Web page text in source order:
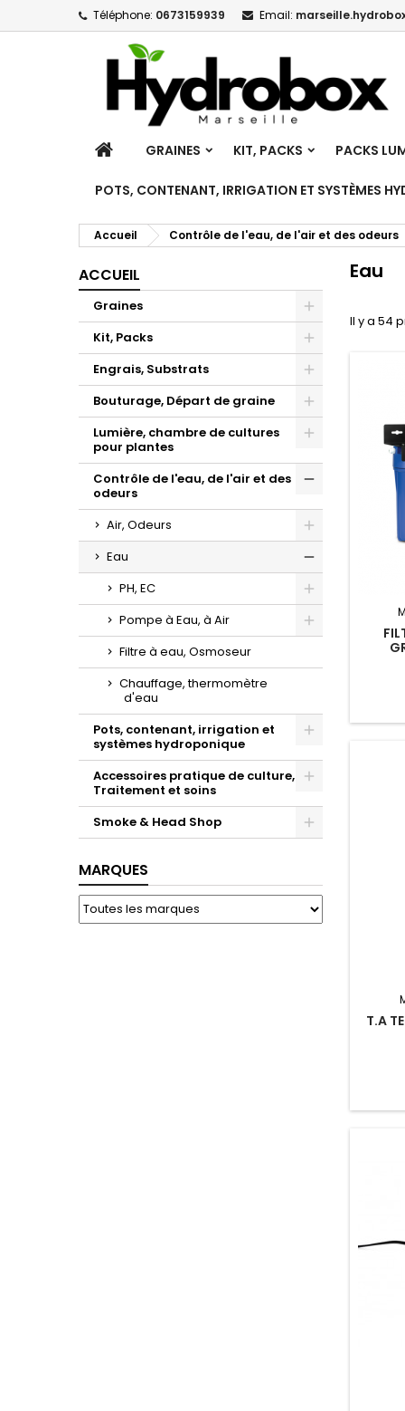
Téléphone: 0673159939 Email:
ACCUEILGRAINES KIT, PACKS PACKS
POTS, CONTENANT, IRRIGATION ET SYSTÈMES
Accueil Contrôle de l'eau, de l'air et des odeurs
ACCUEIL
Graines
Toggle
Kit, Packs
Engrais, Substrats
Bouturage, Départ de graine
Toggle
Lumière, chambre de cultures
pour plantes
Toggle
Contrôle de l'eau, de l'air et des
odeurs
Air, Odeurs
Toggle
Eau
PH, EC
Toggle
Pompe à Eau, à Air
Toggle
Filtre à eau, Osmoseur
Chauffage, thermomètre
d'eau
Pots, contenant, irrigation et
systèmes hydroponique
Accessoires pratique de culture,
Traitement et soins
Smoke & Head Shop
MARQUES
Eau
Il y a 54
T.A